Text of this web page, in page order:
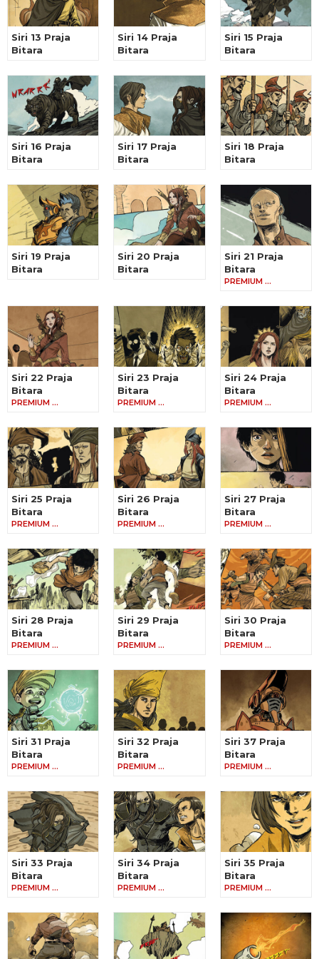
Siri 13 Praja
Bitara
Siri 14 Praja
Bitara
Siri 15 Praja
Bitara
Siri 16 Praja
Bitara
Siri 17 Praja
Bitara
Siri 18 Praja
Bitara
Siri 19 Praja
Bitara
Siri 20 Praja
Bitara
Siri 21 Praja
Bitara
PREMIUM …
Siri 22 Praja
Bitara
PREMIUM …
Siri 23 Praja
Bitara
PREMIUM …
Siri 24 Praja
Bitara
PREMIUM …
Siri 25 Praja
Bitara
PREMIUM …
Siri 26 Praja
Bitara
PREMIUM …
Siri 27 Praja
Bitara
PREMIUM …
Siri 28 Praja
Bitara
PREMIUM …
Siri 29 Praja
Bitara
PREMIUM …
Siri 30 Praja
Bitara
PREMIUM …
Siri 31 Praja
Bitara
PREMIUM …
Siri 32 Praja
Bitara
PREMIUM …
Siri 37 Praja
Bitara
PREMIUM …
Siri 33 Praja
Bitara
PREMIUM …
Siri 34 Praja
Bitara
PREMIUM …
Siri 35 Praja
Bitara
PREMIUM …